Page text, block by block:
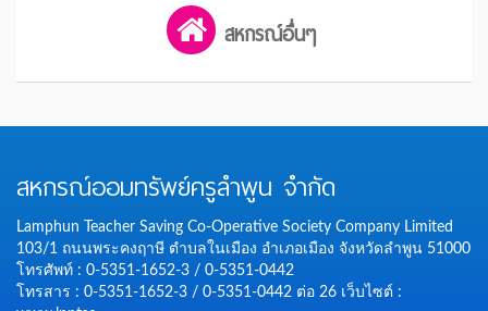
สหกรณ์อื่นๆ
สหกรณ์ออมทรัพย์ครูลำพูน จำกัด
Lamphun Teacher Saving Co-Operative Society Company Limited
103/1 ถนนพระคงฤาษี ตำบลในเมือง อำเภอเมือง จังหวัดลำพูน 51000
โทรศัพท์ : 0-5351-1652-3 / 0-5351-0442
โทรสาร : 0-5351-1652-3 / 0-5351-0442 ต่อ 26 เว็บไซต์ :